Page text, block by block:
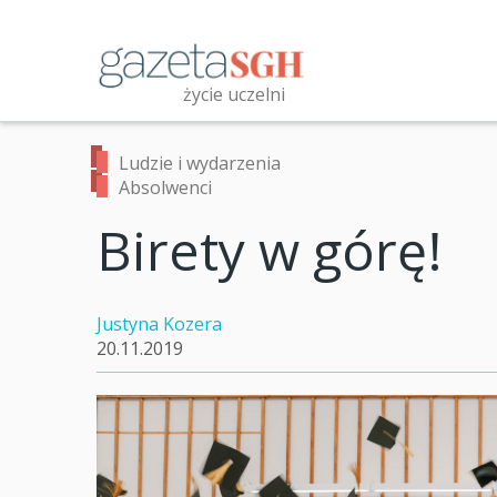
życie uczelni
Przeszukaj witrynę
Ludzie i wydarzenia
Absolwenci
Birety w górę!
Justyna Kozera
20.11.2019